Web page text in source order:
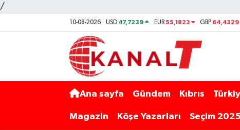
/
10-08-2026 USD 47,7239 EUR55,1823 GBP 64,4329
Ana sayfa Gündem Kıbrıs
Magazin Köşe Yazarları Seçim 2025